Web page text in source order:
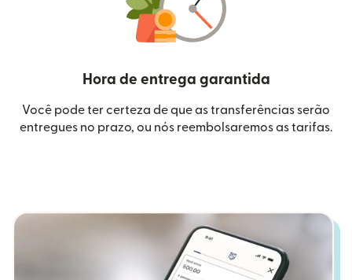
Hora de entrega garantida
Você pode ter certeza de que as transferências serão
entregues no prazo, ou nós reembolsaremos as tarifas.